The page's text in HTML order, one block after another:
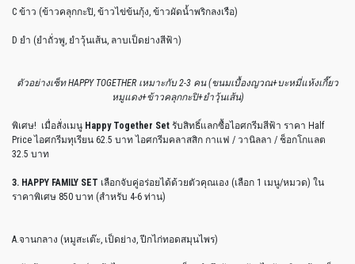
C ข้าว (ข้าวคลุกกะปิ, ข้าวไข่ข้นกุ้ง, ข้าวผัดน้ำพริกลงเรือ)
D ยำ (ยำถั่วพู, ยำวุ้นเส้น, ลาบเป็ดย่างสีฟ้า)
ตัวอย่างเซ็ท HAPPY TOGETHER เหมาะกับ 2-3 คน (ขนมเบื้องญวณ+บะหมี่แห้งเกี๊ยว
หมูแดง+ข้าวคลุกกะปิ+ยำวุ้นเส้น)
พิเศษ! เมื่อสั่งเมนู Happy Together Set รับสิทธิ์แลกซื้อไอศกรีมสีฟ้า ราคา Half
Price ไอศกรีมทุเรียน 62.5 บาท ไอศกรีมคลาสสิก กาแฟ / วานิลลา / ช็อกโกแลต
32.5 บาท
3. HAPPY FAMILY SET เลือกจับคู่อร่อยได้ด้วยตัวคุณเอง (เลือก 1 เมนู/หมวด) ใน
ราคาพิเศษ 850 บาท (สำหรับ 4-6 ท่าน)
A.จานกลาง (หมูสะเต๊ะ, เป็ดย่าง, ปีกไก่ทอดสมุนไพร)